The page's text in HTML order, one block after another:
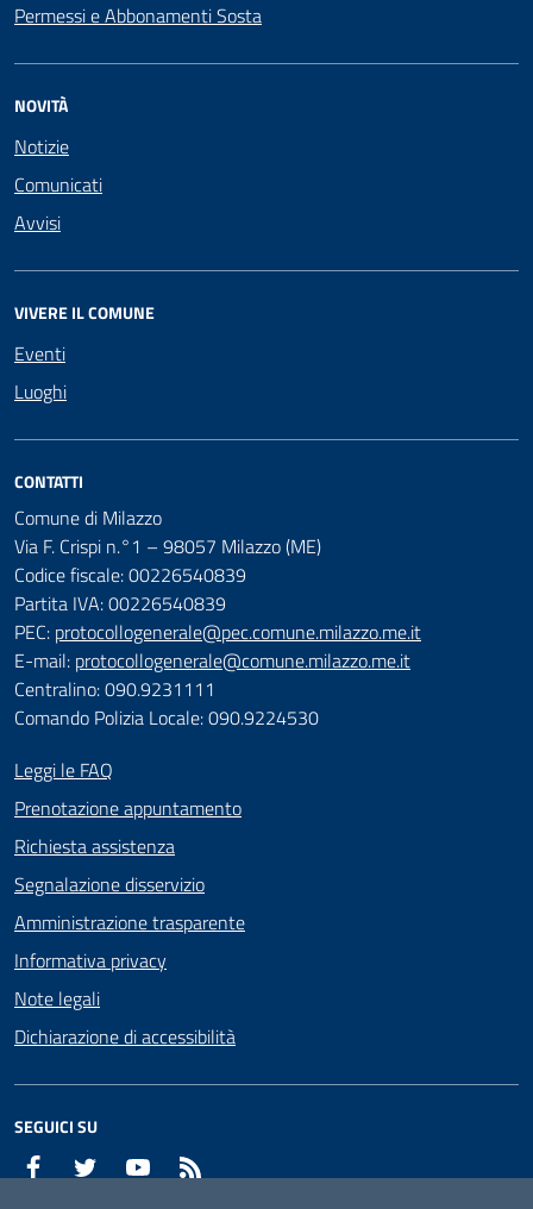
Permessi e Abbonamenti Sosta
NOVITÀ
Notizie
Comunicati
Avvisi
VIVERE IL COMUNE
Eventi
Luoghi
CONTATTI
Comune di Milazzo
Via F. Crispi n.°1 – 98057 Milazzo (ME)
Codice fiscale: 00226540839
Partita IVA: 00226540839
PEC: protocollogenerale@pec.comune.milazzo.me.it
E-mail: protocollogenerale@comune.milazzo.me.it
Centralino: 090.9231111
Comando Polizia Locale: 090.9224530
Leggi le FAQ
Prenotazione appuntamento
Richiesta assistenza
Segnalazione disservizio
Amministrazione trasparente
Informativa privacy
Note legali
Dichiarazione di accessibilità
SEGUICI SU
Facebook Twitter YouTube